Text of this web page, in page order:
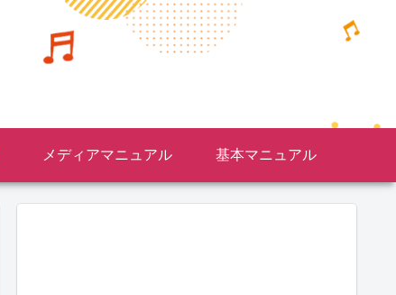
メディアマニュアル 基本マニュアル